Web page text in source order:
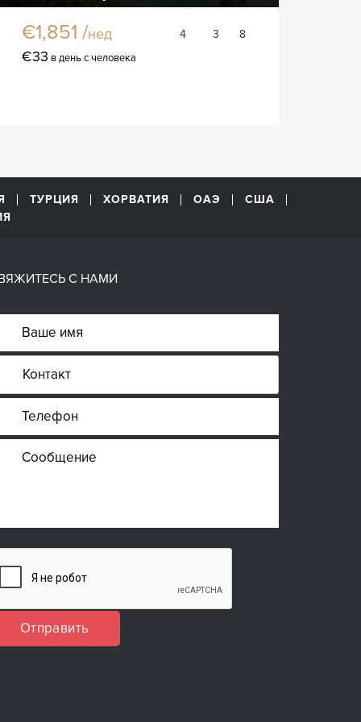
€1,851 /нед 4 3 8
€33 в день с человека
ТУРЦИЯ ХОРВАТИЯ ОАЭ
США
С НАМИ
Отправить